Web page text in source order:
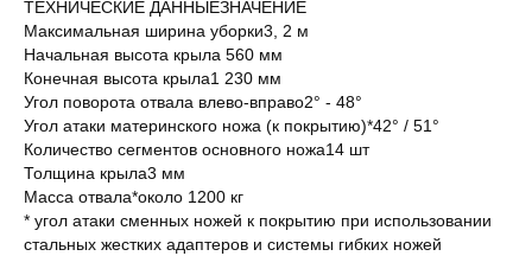
ТЕХНИЧЕСКИЕ ДАННЫЕЗНАЧЕНИЕ
Максимальная ширина уборки3, 2 м
Начальная высота крыла 560 мм
Конечная высота крыла1 230 мм
Угол поворота отвала влево-вправо2° - 48°
Угол атаки материнского ножа (к покрытию)*42° / 51°
Количество сегментов основного ножа14 шт
Толщина крыла3 мм
Масса отвала*около 1200 кг
* угол атаки сменных ножей к покрытию при использовании
стальных жестких адаптеров и системы гибких ножей